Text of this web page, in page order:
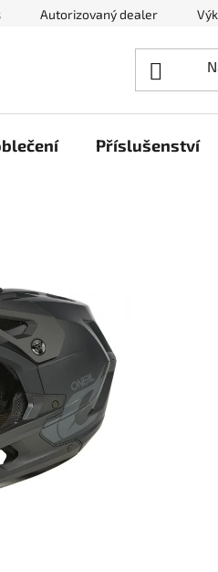
Autorizovaný dealer
Příslušenství